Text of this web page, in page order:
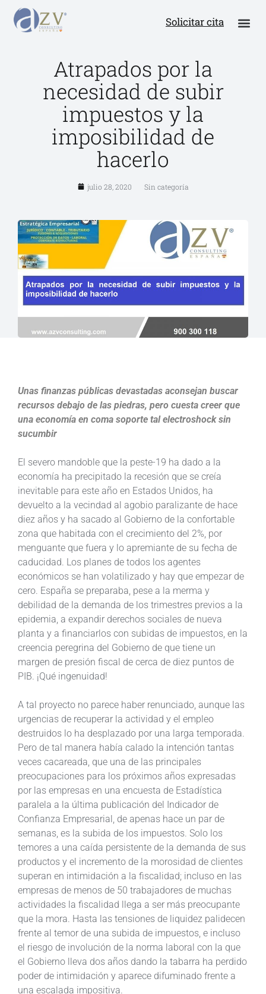
Solicitar cita
Atrapados por la
necesidad de subir
impuestos y la
imposibilidad de
hacerlo
julio 28, 2020 Sin categoría
Unas finanzas públicas devastadas aconsejan buscar
recursos debajo de las piedras, pero cuesta creer que
una economía en coma soporte tal electroshock sin
sucumbir
El severo mandoble que la peste-19 ha dado a la
economía ha precipitado la recesión que se creía
inevitable para este año en Estados Unidos, ha
devuelto a la vecindad al agobio paralizante de hace
diez años y ha sacado al Gobierno de la confortable
zona que habitada con el crecimiento del 2%, por
menguante que fuera y lo apremiante de su fecha de
caducidad. Los planes de todos los agentes
económicos se han volatilizado y hay que empezar de
cero. España se preparaba, pese a la merma y
debilidad de la demanda de los trimestres previos a la
epidemia, a expandir derechos sociales de nueva
planta y a financiarlos con subidas de impuestos, en la
creencia peregrina del Gobierno de que tiene un
margen de presión fiscal de cerca de diez puntos de
PIB. ¡Qué ingenuidad!
A tal proyecto no parece haber renunciado, aunque las
urgencias de recuperar la actividad y el empleo
destruidos lo ha desplazado por una larga temporada.
Pero de tal manera había calado la intención tantas
veces cacareada, que una de las principales
preocupaciones para los próximos años expresadas
por las empresas en una encuesta de Estadística
paralela a la última publicación del Indicador de
Confianza Empresarial, de apenas hace un par de
semanas, es la subida de los impuestos. Solo los
temores a una caída persistente de la demanda de sus
productos y el incremento de la morosidad de clientes
superan en intimidación a la fiscalidad; incluso en las
empresas de menos de 50 trabajadores de muchas
actividades la fiscalidad llega a ser más preocupante
que la mora. Hasta las tensiones de liquidez palidecen
frente al temor de una subida de impuestos, e incluso
el riesgo de involución de la norma laboral con la que
el Gobierno lleva dos años dando la tabarra ha perdido
poder de intimidación y aparece difuminado frente a
una escalada impositiva.